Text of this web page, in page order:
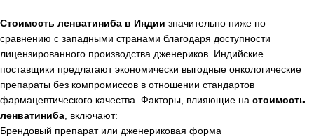
Стоимость ленватиниба в Индии значительно ниже по
сравнению с западными странами благодаря доступности
лицензированного производства дженериков. Индийские
поставщики предлагают экономически выгодные онкологические
препараты без компромиссов в отношении стандартов
фармацевтического качества. Факторы, влияющие на стоимость
ленватиниба , включают:
Брендовый препарат или дженериковая форма